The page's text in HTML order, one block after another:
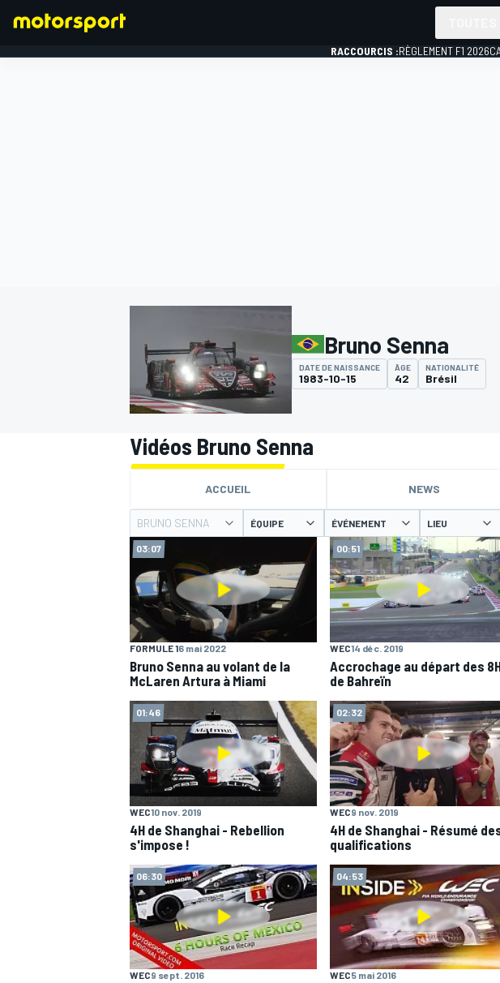
WRC
RACCOURCIS :RÈGLEMENT F1 2026
Bruno Senna
DATE DE NAISSANCE
1983-10-15
ÂGE
42
NATIONALITÉ
Brésil
Vidéos Bruno Senna
ACCUEIL NEWS
BRUNO SENNA ÉQUIPE ÉVÉNEMENT LIEU
03:07
FORMULE 16 mai 2022
Bruno Senna au volant de la
McLaren Artura à Miami
00:51
WEC14 déc. 2019
Accrochage au départ des
de Bahreïn
01:46
WEC10 nov. 2019
4H de Shanghai - Rebellion
s'impose !
02:32
WEC9 nov. 2019
4H de Shanghai - Résumé
qualifications
06:30
WEC9 sept. 2016
04:53
WEC5 mai 2016